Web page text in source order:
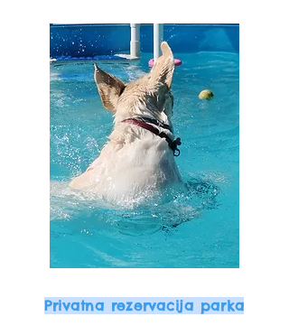
Privatna rezervacija parka